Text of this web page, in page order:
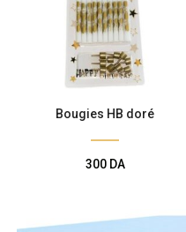
Bougies HB doré
300 DA